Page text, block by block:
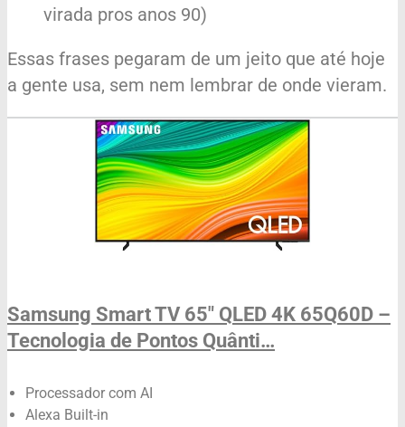
virada pros anos 90)
Essas frases pegaram de um jeito que até hoje
a gente usa, sem nem lembrar de onde vieram.
Samsung Smart TV 65″ QLED 4K 65Q60D –
Tecnologia de Pontos Quânti…
Processador com AI
Alexa Built-in